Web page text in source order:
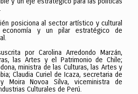
posiciona al sector artístico y cultural
y un pilar estratégico de
por Carolina Arredondo Marzán,
las Artes y el Patrimonio de Chile;
ministra de las Culturas, las Artes y
Claudia Curiel de Icaza, secretaria de
Moira Novoa Silva, viceministra de
Culturales de Perú.